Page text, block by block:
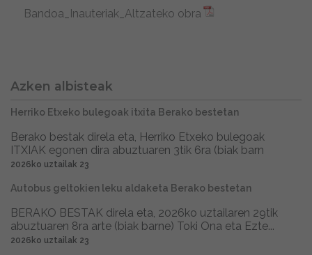
Bandoa_Inauteriak_Altzateko obra
Azken albisteak
Herriko Etxeko bulegoak itxita Berako bestetan
Berako bestak direla eta, Herriko Etxeko bulegoak
ITXIAK egonen dira abuztuaren 3tik 6ra (biak barn
2026ko uztailak 23
Autobus geltokien leku aldaketa Berako bestetan
BERAKO BESTAK direla eta, 2026ko uztailaren 29tik
abuztuaren 8ra arte (biak barne) Toki Ona eta Ezte...
2026ko uztailak 23